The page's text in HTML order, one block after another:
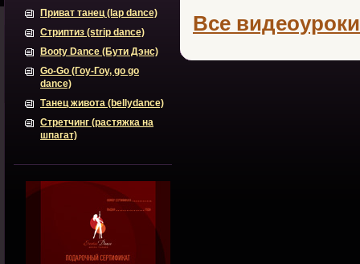
Приват танец (lap dance)
Стриптиз (strip dance)
Booty Dance (Бути Дэнс)
Go-Go (Гоу-Гоу, go go
dance)
Танец живота (bellydance)
Стретчинг (растяжка на
шпагат)
Все